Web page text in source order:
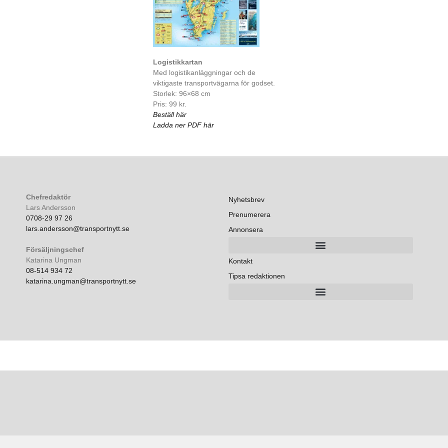
Logistikkartan
Med logistikanläggningar och de
viktigaste transportvägarna för godset.
Storlek: 96×68 cm
Pris: 99 kr.
Beställ här
Ladda ner PDF här
Chefredaktör
Lars Andersson
0708-29 97 26
lars.andersson@transportnytt.se
Försäljningschef
Katarina Ungman
08-514 934 72
katarina.ungman@transportnytt.se
Nyhetsbrev
Prenumerera
Annonsera
Kontakt
Tipsa redaktionen